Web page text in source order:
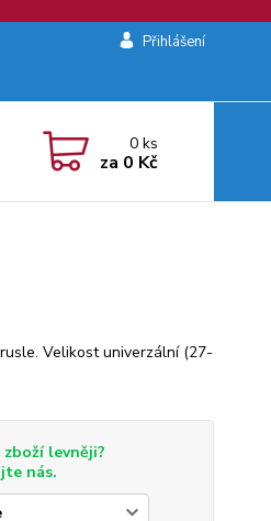
Přihlášení
0ks
za 0 Kč
Velikost univerzální (27-
levněji?
nás.